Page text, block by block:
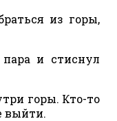
из горы,
и стиснул
горы. Кто-то
выйти.